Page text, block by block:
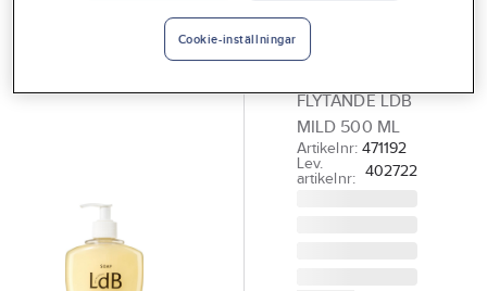
Flytande
tvål Ldb
FLYTANDE LDB
MILD 500 ML
Artikelnr: 471192
Lev.
artikelnr: 402722
Cookie-inställningar